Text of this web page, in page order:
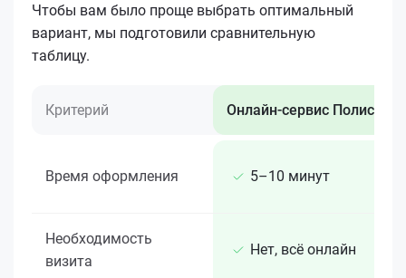
Чтобы вам было проще выбрать оптимальный
вариант, мы подготовили сравнительную
таблицу.
Критерий Онлайн-сервис Полис 812
Время оформления 5–10 минут
Необходимость
визита
Нет, всё онлайн